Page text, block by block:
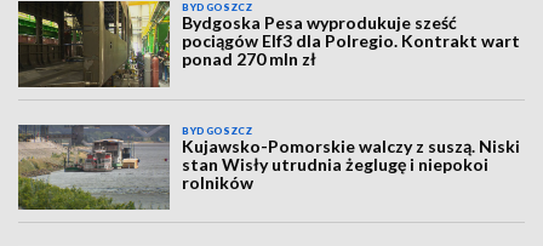
BYDGOSZCZ
Bydgoska Pesa wyprodukuje sześć
pociągów Elf3 dla Polregio. Kontrakt wart
ponad 270 mln zł
BYDGOSZCZ
Kujawsko-Pomorskie walczy z suszą. Niski
stan Wisły utrudnia żeglugę i niepokoi
rolników